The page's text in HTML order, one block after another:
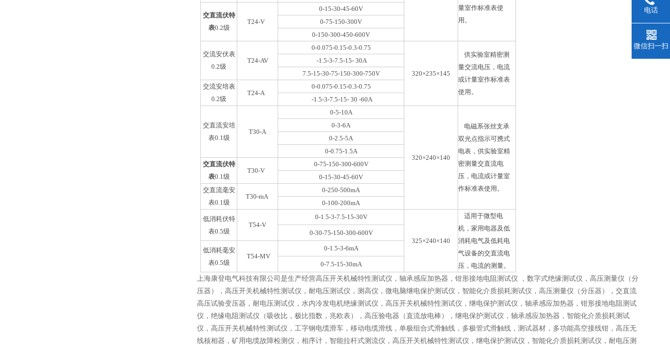
量室作标准表使
用。
交直流伏特
表0.2级
T24-V
0-15-30-45-60V
0-75-150-300V
0-150-300-450-600V
交流安伏表
0.2级
T24-AV
0-0.075-0.15-0.3-0.75
320×235×145
供实验室精密测
量交流电压，电流
或计量室作标准表
使用。
-1.5-3-7.5-15- 30A
7.5-15-30-75-150-300-750V
交流安培表
0.2级
T24-A
0-0.075-0.15-0.3-0.75
-1.5-3-7.5-15- 30 -60A
交直流安培
表0.1级
T30-A
0-5-10A
320×240×140
电磁系张丝支承
双光点指示可携式
电表，供实验室精
密测量交直流电
压，电流或计量室
作标准表使用。
0-3-6A
0-2.5-5A
0-0.75-1.5A
交直流伏特
表0.1级
T30-V
0-75-150-300-600V
0-15-30-45-60V
交直流毫安
表0.1级
T30-mA
0-250-500mA
0-100-200mA
低消耗伏特
表0.5级
T54-V
0-1.5-3-7.5-15-30V
325×240×140
适用于微型电
机，家用电器及低
消耗电气及低耗电
气设备的交直流电
压，电流的测量。
0-30-75-150-300-600V
低消耗毫安
表0.5级
T54-MV
0-1.5-3-6mA
0-7.5-15-30mA
上海康登电气科技有限公司是生产经营高压开关机械特性测试仪，轴承感应加热器，钳形接地电阻测试仪 ，数字式绝缘测试仪，高压测量仪（分
压器），高压开关机械特性测试仪，耐电压测试仪，测高仪，微电脑继电保护测试仪，智能化介质损耗测试仪，高压测量仪（分压器），交直流
高压试验变压器，耐电压测试仪，水内冷发电机绝缘测试仪，高压开关机械特性测试仪，继电保护测试仪，轴承感应加热器，钳形接地电阻测试
仪，绝缘电阻测试仪（吸收比，极比指数，兆欧表），高压验电器（直流放电棒），继电保护测试仪，轴承感应加热器，智能化介质损耗测试
仪，高压开关机械特性测试仪，工字钢电缆滑车，移动电缆滑线，单极组合式滑触线，多极管式滑触线，测试器材，多功能高空接线钳，高压无
线核相器，矿用电缆故障检测仪，相序计，智能拉杆式测流仪，高压开关机械特性测试仪，继电保护测试仪，智能化介质损耗测试仪，耐电压测
电话
微信扫一扫